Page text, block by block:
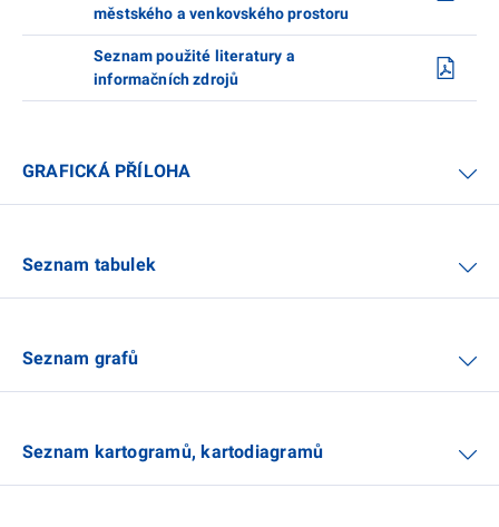
městského a venkovského prostoru
Seznam použité literatury a
informačních zdrojů
GRAFICKÁ PŘÍLOHA
Seznam tabulek
Seznam grafů
Seznam kartogramů, kartodiagramů